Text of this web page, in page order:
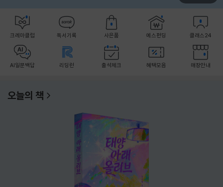
크레마클럽 독서기록 사은품 예스펀딩 클래스24
AI일문백답 리딩런 출석체크 혜택모음 매장안내
오늘의 책